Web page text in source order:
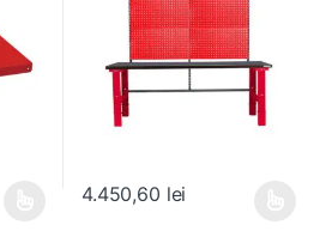
4.450,60 lei